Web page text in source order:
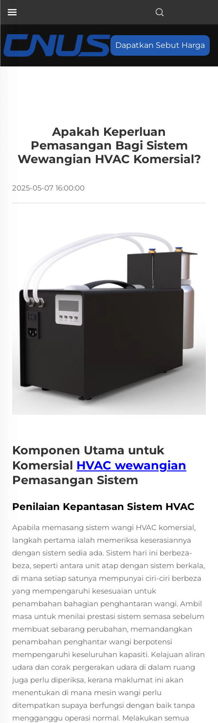
Dapatkan Sebut Harga
Apakah Keperluan
Pemasangan Bagi Sistem
Wewangian HVAC Komersial?
2025-05-07 16:00:00
Komponen Utama untuk
Komersial HVAC wewangian
Pemasangan Sistem
Penilaian Kepantasan Sistem HVAC
Apabila memasang sistem wangi HVAC komersial,
langkah pertama ialah memeriksa keserasiannya
dengan sistem sedia ada. Sistem hari ini berbeza-
beza, seperti antara unit atap dengan sistem berkala,
di mana setiap satunya mempunyai ciri-ciri berbeza
yang mempengaruhi kesesuaian untuk
penambahan bahagian penghantaran wangi. Ambil
masa untuk menilai prestasi sistem semasa sebelum
membuat sebarang perubahan, memandangkan
penambahan penghantar wangi berpotensi
mempengaruhi keseluruhan kapasiti. Kelajuan aliran
udara dan corak pergerakan udara di dalam ruang
juga perlu diperiksa, kerana maklumat ini akan
menentukan di mana mesin wangi perlu
ditempatkan supaya berfungsi dengan baik tanpa
mengganggu operasi normal. Melakukan semua